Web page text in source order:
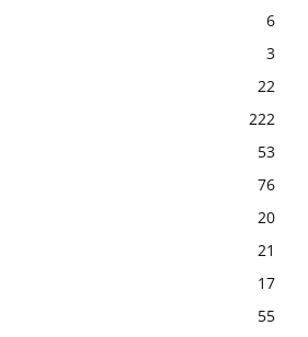
6
3
22
222
53
76
20
21
17
55